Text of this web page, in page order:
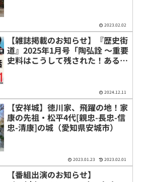
2023.02.02
【雑誌掲載のお知らせ】『歴史街
道』2025年1月号「陶弘詮 〜重要
史料はこうして残された！ある文
2024.12.11
【安祥城】徳川家、飛躍の地！家
康の先祖・松平4代[親忠-長忠-信
忠-清康]の城（愛知県安城市）
2023.01.23 2023.02.01
【番組出演のお知らせ】